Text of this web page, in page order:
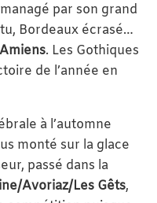
par son grand
Bordeaux écrasé…
Amiens. Les Gothiques
de l’année en
à l’automne
monté sur la glace
passé dans la
Avoriaz/Les Gêts,